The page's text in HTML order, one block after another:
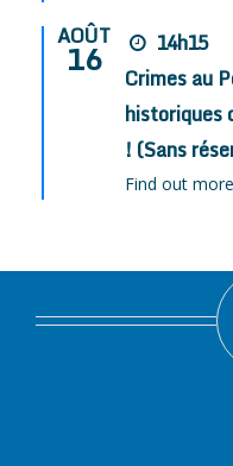
AOÛT
16
14h15
Crimes au
historiques
! (Sans
Find out